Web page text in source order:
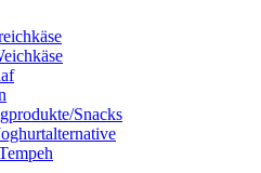
Snacks